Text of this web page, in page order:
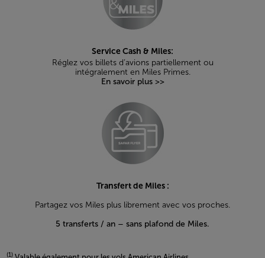
Service Cash & Miles:
Réglez vos billets d’avions partiellement ou
intégralement en Miles Primes.
En savoir plus >>
Transfert de Miles :
Partagez vos Miles plus librement avec vos proches.
5 transferts / an – sans plafond de Miles.
(1)